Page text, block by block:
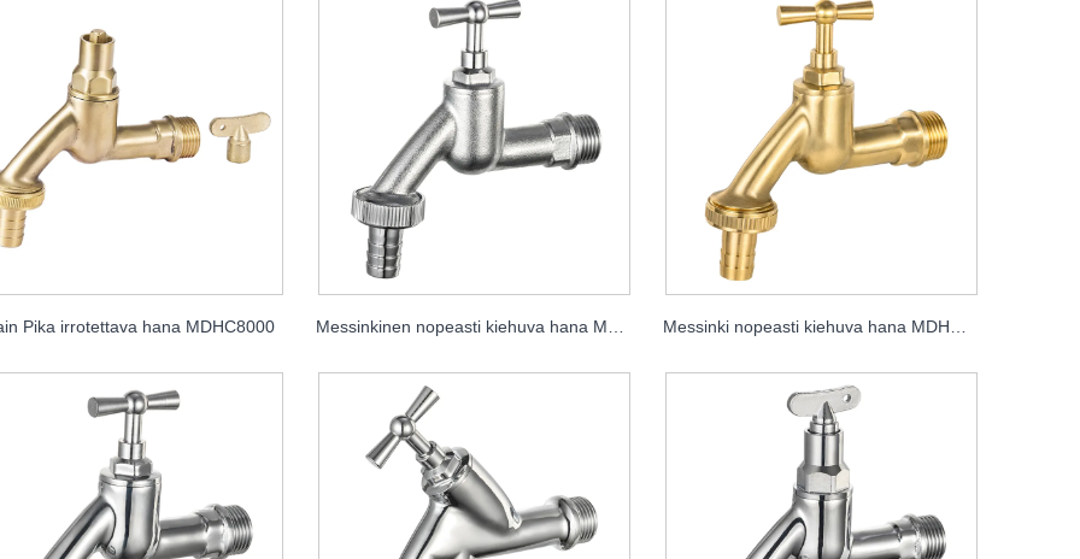
Pika irrotettava hana MDHC8000 Messinkinen nopeasti kiehuva hana MDHC8001 Messinki nopeasti kiehuva hana MDHC8002